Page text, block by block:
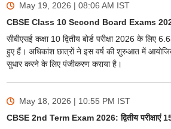
May 19, 2026 | 08:06 AM IST
CBSE Class 10 Second Board Exams
सीबीएसई कक्षा 10 द्वितीय बोर्ड परीक्षा 2026 के
हुए हैं। अधिकांश छात्रों ने इस वर्ष की शुरुआत में आयोजित
सुधार करने के लिए पंजीकरण कराया है।
May 18, 2026 | 10:55 PM IST
CBSE 2nd Term Exam 2026: द्वितीय परीक्षाएं